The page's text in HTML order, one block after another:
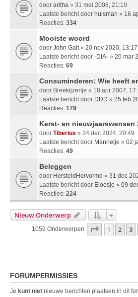
door aritha » 31 mei 2008, 21:10
Laatste bericht door huisman » 16
Reacties: 334
Mooiste woord
door John Galt » 20 nov 2020, 13:17
Laatste bericht door -DIA- » 20 mar
Reacties: 69
Consuminderen: Wie heeft
door Breekijzertje » 18 apr 2007,
Laatste bericht door DDD » 25 feb
Reacties: 179
Kerst- en nieuwjaarswensen
door Tiberius » 24 dec 2024, 20:49
Laatste bericht door Mannetje » 02
Reacties: 49
Beleggen
door HersteldHervormd » 31 dec
Laatste bericht door Eloesje » 09
Reacties: 224
Nieuw Onderwerp
1059 Onderwerpen Pagina
1 2 3
FORUMPERMISSIES
Je kunt niet nieuwe berichten plaatsen in dit